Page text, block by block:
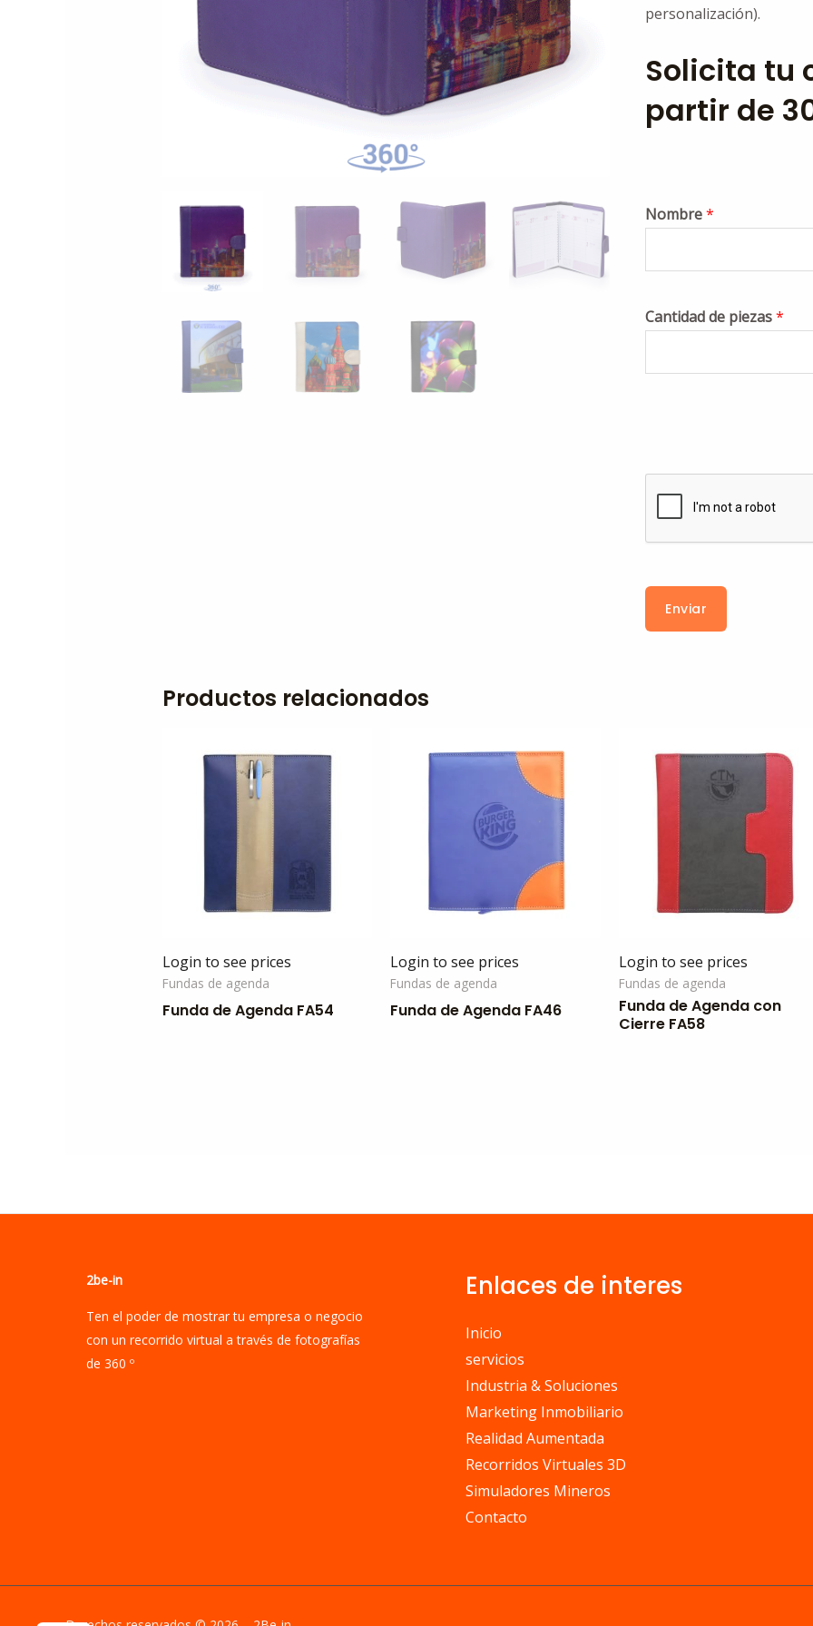
personalización).
Solicita tu
partir de
Nombre*
Cantidad de piezas*
Enviar
Productos relacionados
Login to see prices
Fundas de agenda
Funda de Agenda FA54
Login to see prices
Fundas de agenda
Funda de Agenda FA46
Login to see prices
Fundas de agenda
Funda de Agenda con
Cierre FA58
2be-in
Ten el poder de mostrar tu empresa o negocio
con un recorrido virtual a través de fotografías
de 360 º
Enlaces de interes
Inicio
servicios
Industria & Soluciones
Marketing Inmobiliario
Realidad Aumentada
Recorridos Virtuales 3D
Simuladores Mineros
Contacto